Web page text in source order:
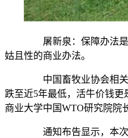
屠新泉：保障办法是
姑且性的商业办法。
中国畜牧业协会相关
跌至近5年最低，活牛价钱更
商业大学中国WTO研究院院
通知布告显示，本次